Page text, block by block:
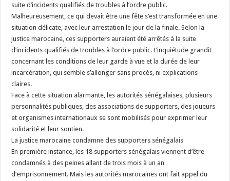
suite d’incidents qualifiés de troubles à l’ordre public.
Malheureusement, ce qui devait être une fête s’est transformée en une
situation délicate, avec leur arrestation le jour de la finale. Selon la
justice marocaine, ces supporters auraient été arrêtés à la suite
d’incidents qualifiés de troubles à l’ordre public. L’inquiétude grandit
concernant les conditions de leur garde à vue et la durée de leur
incarcération, qui semble s’allonger sans procès, ni explications
claires.
Face à cette situation alarmante, les autorités sénégalaises, plusieurs
personnalités publiques, des associations de supporters, des joueurs
et organismes internationaux se sont mobilisés pour exprimer leur
solidarité et leur soutien.
La justice marocaine condamne des supporters sénégalais
En première instance, les 18 supporters sénégalais viennent d’être
condamnés à des peines allant de trois mois à un an
d’emprisonnement. Mais les autorités marocaines ont fait appel du